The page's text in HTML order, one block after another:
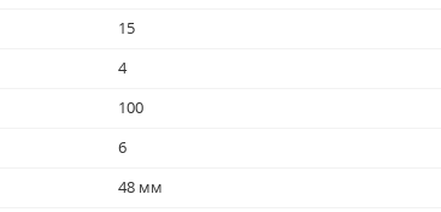
15
4
100
6
48 мм